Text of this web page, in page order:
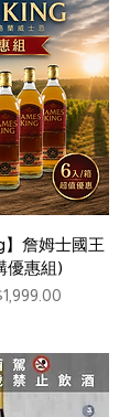
】詹姆士國王
優惠組)
Price